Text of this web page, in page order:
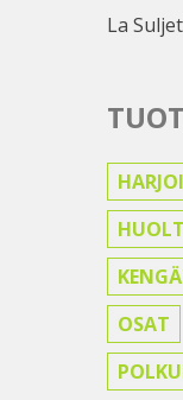
La
OSAT